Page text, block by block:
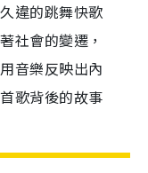
違的跳舞快歌
社會的變遷，
音樂反映出內
歌背後的故事